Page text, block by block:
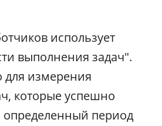
использует
выполнения задач".
для измерения
которые успешно
определенный период